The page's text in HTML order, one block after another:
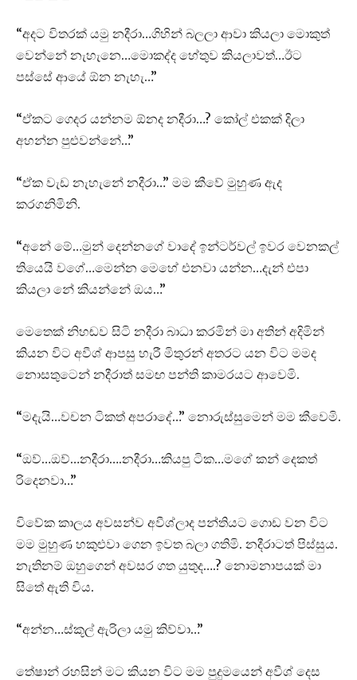
“අදට විතරක් යමු නදීරා…ගිහින් බලලා ආවා කියලා මොකුත්
වෙන්නේ නැහැනෙ…මොකද්ද හේතුව කියලාවත්…ඊට
පස්සේ ආයේ ඕන නැහැ…”
“ඒකට ගෙදර යන්නම ඕනද නදීරා…? කෝල් එකක් දිලා
අහන්න පුළුවන්නේ…”
“ඒක වැඩ නැහැනේ නදීරා…” මම කීවේ මුහුණ ඇද
කරගනිමිනි.
“අනේ මේ…මුන් දෙන්නගේ වාදේ ඉන්ටර්වල් ඉවර වෙනකල්
තියෙයි වගේ…මෙන්න මෙහේ එනවා යන්න…දැන් එපා
කියලා නේ කියන්නේ ඔය…”
මෙතෙක් නිහඬව සිටි නදීරා බාධා කරමින් මා අතින් අදිමින්
කියන විට අවීශ් ආපසු හැරී මිතුරන් අතරට යන විට මමද
නොසතුටෙන් නදීරාත් සමඟ පන්ති කාමරයට ආවෙමි.
“මදැයි…වචන ටිකත් අපරාදේ…” නොරුස්සුමෙන් මම කීවෙමි.
“ඔව්…ඔව්…නදීරා….නදීරා…කියපු ටික…මගේ කන් දෙකත්
රිදෙනවා…”
විවේක කාලය අවසන්ව අවීශ්ලාද පන්තියට ගොඩ වන විට
මම මුහුණ හකුළුවා ගෙන ඉවත බලා ගතිමි. නදීරාටත් පිස්සුය.
නැතිනම් ඔහුගෙන් අවසර ගත යුතුද….? නොමනාපයක් මා
සිතේ ඇති විය.
“අන්න…ස්කූල් ඇරිලා යමු කිව්වා…”
තේෂාන් රහසින් මට කියන විට මම පුදුමයෙන් අවීශ් දෙස